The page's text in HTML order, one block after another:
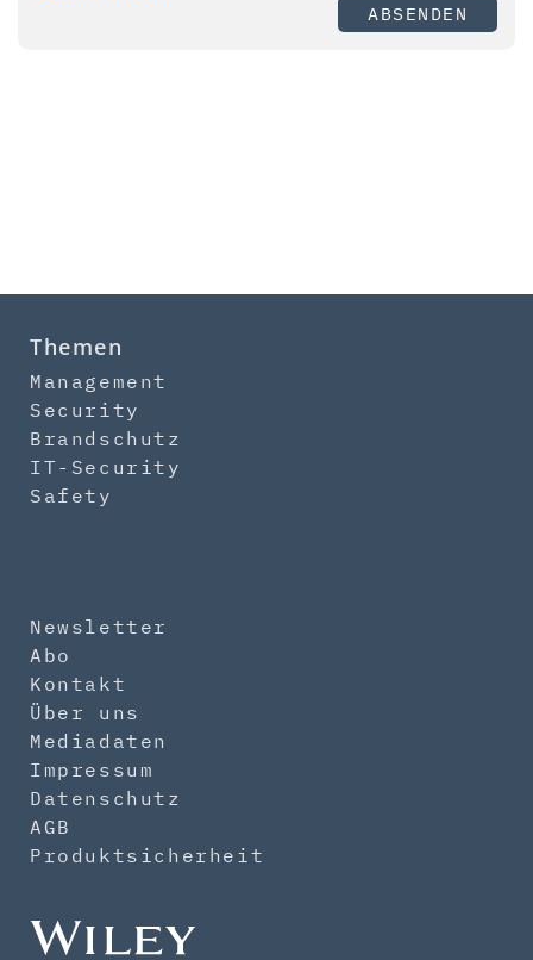
ABSENDEN
Themen
Management
Security
Brandschutz
IT-Security
Safety
Newsletter
Abo
Kontakt
Über uns
Mediadaten
Impressum
Datenschutz
AGB
Produktsicherheit